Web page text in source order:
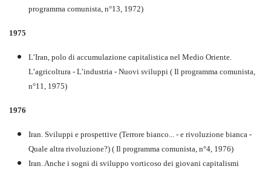
programma comunista, n°13, 1972)
1975
L’Iran, polo di accumulazione capitalistica nel Medio Oriente.
L’agricoltura - L’industria - Nuovi sviluppi ( Il programma comunista,
n°11, 1975)
1976
Iran. Sviluppi e prospettive (Terrore bianco... - e rivoluzione bianca -
Quale altra rivoluzione?) ( Il programma comunista, n°4, 1976)
Iran. Anche i sogni di sviluppo vorticoso dei giovani capitalismi